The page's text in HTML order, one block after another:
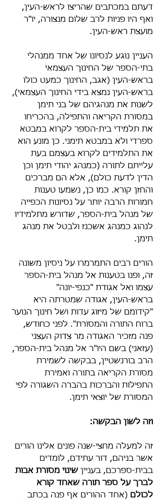
דעתם במכתבים שהריצו לראש-העין,
ואף היו פניות לרב שלום מנצורה, יו"ר
מועצת ראש-העין.
העניין נוגע לנסיונו של אחד ממנהלי
בתי-הספר של החינוך העצמאי
בראש-העין (אגב, החינוך כמעט כולו
בראש-העין נמצא בידי החינוך העצמאי),
לשנות את מנהגיהם של בני תימן
במסורת הקריאה והתפילה, בהכריחו
את תלמידי בית-הספר לקרוא במבטא
ספרדי ולא במבטא תימני. כן מונע הוא
את התלמידים לקרוא בעצמם בעת
עלייתם לתורה (כמנהג יהודי תימן וכן
הדין לדעת כולם), אלא הם מברכים
והחזן קורא. כמו כן, נשמעו טענות
חמורות הרבה יותר על נסיונות הכפייה
של מנהל בית-הספר, שדורש מתלמידיו
לנהוג כמנהג אשכנז ולבטל את מנהג
תימן.
הורים רבים התמרמרו על ניסיון משונה
זה, ופנו בטענות אל מנהל בית-הספר
עצמו ואל אגודת "כנפי-יונה"
בראש-העין, אגודה שמטרתה היא
"קידומם של מיזוג עדות ושל חינוך הנוער
ברוח התורה והמסורת". לפני כחודש,
פנה מזכיר האגודה מר צדוק העצני
(עזאני) בשם היו"ר אל מנהל בית-הספר,
הרב בורנשטיין, בבקשה לשמירת
מסורת הקריאה בתורה ואמירת
התפילות והברכות בהברה השגורה לפי
המסורת של יוצאי תימן.
וזה לשון הבקשה:
זה למעלה מחצי-שנה פונים אלינו הורים
אשר בניהם, דור עתידם, לומדים
בבית-ספרכם, בעניין שינוי מסורת אבות
לברך על ספר תורה שאחד קורא
לכולם (אחד ההורים אף פנה בכתב